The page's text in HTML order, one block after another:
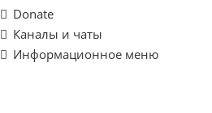
Donate
Каналы и чаты
Информационное меню